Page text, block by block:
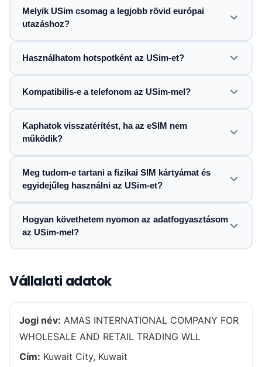
Melyik USim csomag a legjobb rövid európai
utazáshoz?
Használhatom hotspotként az USim-et?
Kompatibilis-e a telefonom az USim-mel?
Kaphatok visszatérítést, ha az eSIM nem
működik?
Meg tudom-e tartani a fizikai SIM kártyámat és
egyidejűleg használni az USim-et?
Hogyan követhetem nyomon az adatfogyasztásom
az USim-mel?
Vállalati adatok
Jogi név: AMAS INTERNATIONAL COMPANY FOR
WHOLESALE AND RETAIL TRADING WLL
Cím: Kuwait City, Kuwait